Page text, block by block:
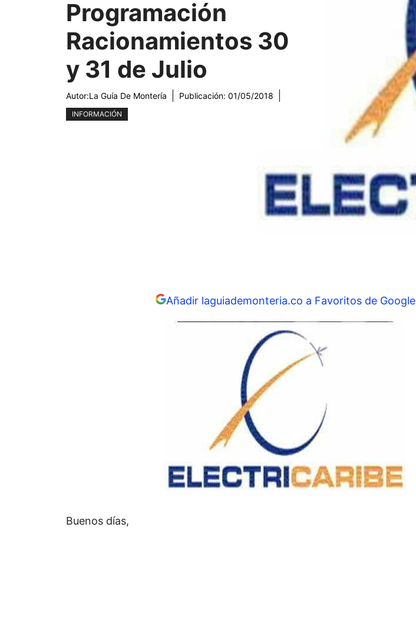
Programación
Racionamientos 30
y 31 de Julio
Autor:La Guía De Montería Publicación: 01/05/2018
INFORMACIÓN
Añadir laguiademonteria.co a Favoritos de Google
Buenos días,